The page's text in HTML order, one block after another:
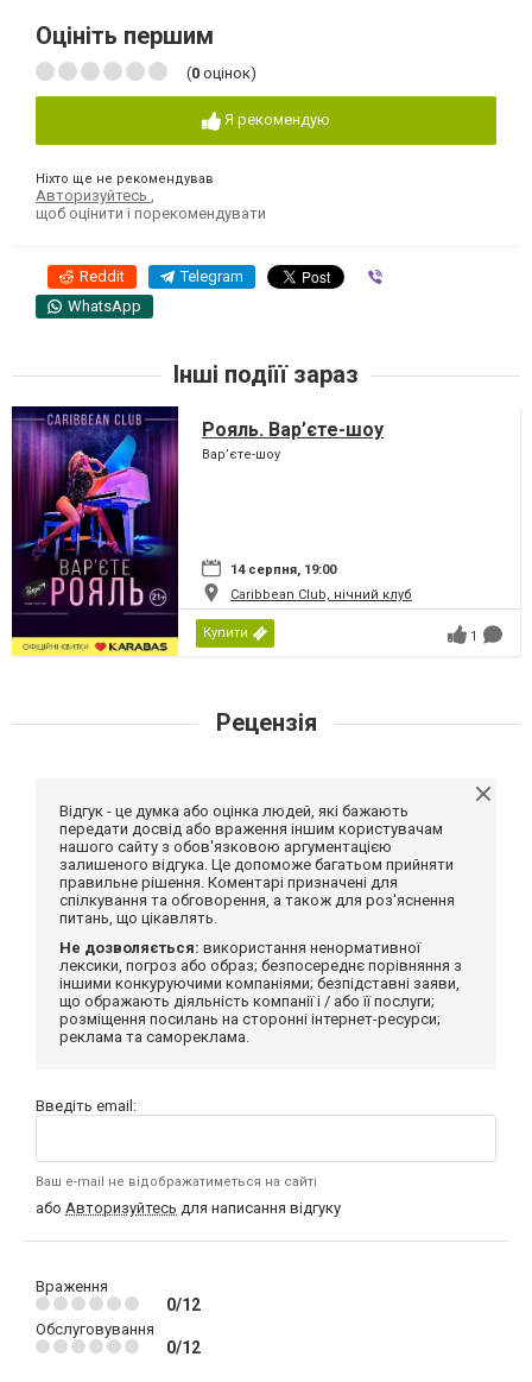
Оцініть першим
(0 оцінок)
Я рекомендую
Ніхто ще не рекомендував
Авторизуйтесь
щоб оцінити і порекомендувати
Reddit Telegram
WhatsApp
Інші подіїї зараз
Рояль. Вар’єте-шоу
Вар’єте-шоу
14 серпня, 19:00
Caribbean Club, нічний клуб
Купити 1
Рецензія
Відгук - це думка або оцінка людей, які бажають
передати досвід або враження іншим користувачам
нашого сайту з обов'язковою аргументацією
залишеного відгука. Це допоможе багатьом прийняти
правильне рішення. Коментарі призначені для
спілкування та обговорення, а також для роз'яснення
питань, що цікавлять.
Не дозволяється: використання ненормативної
лексики, погроз або образ; безпосереднє порівняння з
іншими конкуруючими компаніями; безпідставні заяви,
що ображають діяльність компанії і / або її послуги;
розміщення посилань на сторонні інтернет-ресурси;
реклама та самореклама.
Введіть email:
Ваш e-mail не відображатиметься на сайті
або Авторизуйтесь для написання відгуку
Враження
0/12
Обслуговування
0/12